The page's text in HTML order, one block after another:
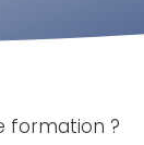
formation ?